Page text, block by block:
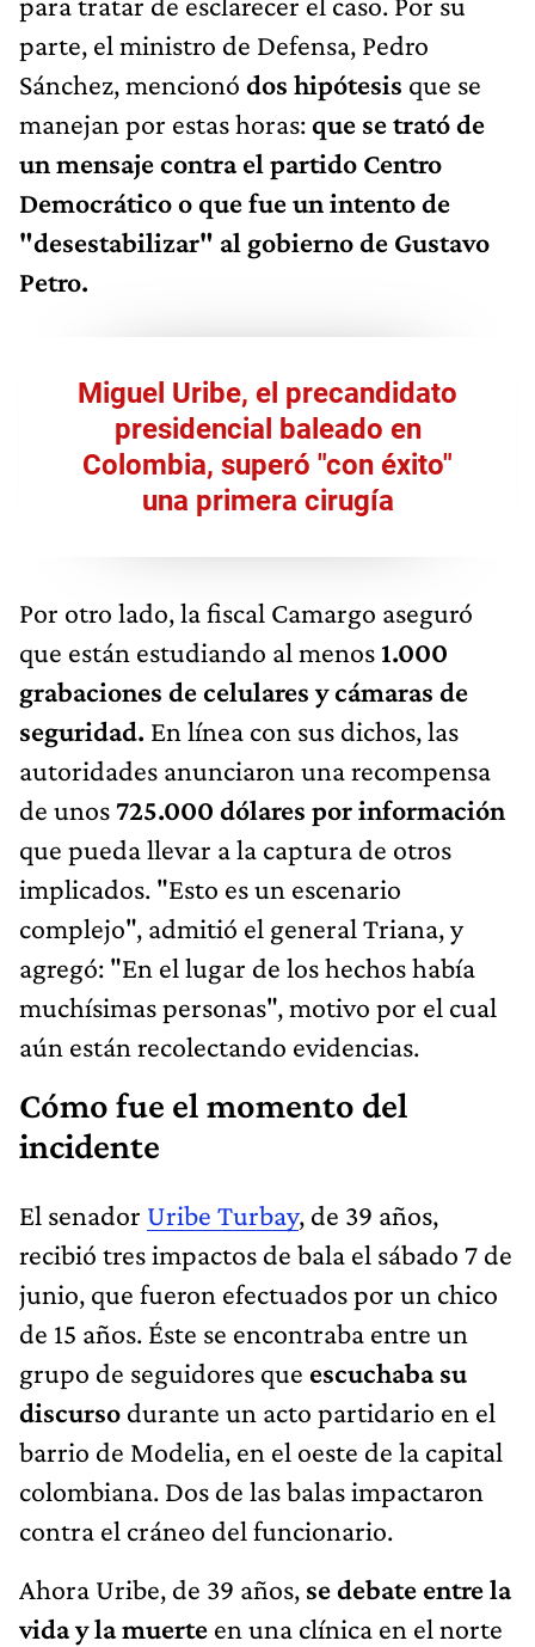
parte, el ministro de Defensa, Pedro
Sánchez, mencionó dos hipótesis que se
manejan por estas horas: que se trató de
un mensaje contra el partido Centro
Democrático o que fue un intento de
"desestabilizar" al gobierno de Gustavo
Petro.
Miguel Uribe, el precandidato
presidencial baleado en
Colombia, superó "con éxito"
una primera cirugía
Por otro lado, la fiscal Camargo aseguró
que están estudiando al menos1.000
grabaciones de celulares y cámaras de
seguridad. En línea con sus dichos, las
autoridades anunciaron una recompensa
de unos 725.000 dólares por información
que pueda llevar a la captura de otros
implicados. "Esto es un escenario
complejo", admitió el general Triana, y
agregó: "En el lugar de los hechos había
muchísimas personas", motivo por el cual
aún están recolectando evidencias.
Cómo fue el momento del
incidente
El senador Uribe Turbay, de 39 años,
recibió tres impactos de bala el sábado 7 de
junio, que fueron efectuados por un chico
de 15 años. Éste se encontraba entre un
grupo de seguidores que escuchaba su
discurso durante un acto partidario en el
barrio de Modelia, en el oeste de la capital
colombiana. Dos de las balas impactaron
contra el cráneo del funcionario.
Ahora Uribe, de 39 años, se debate entre la
vida y la muerte en una clínica en el norte